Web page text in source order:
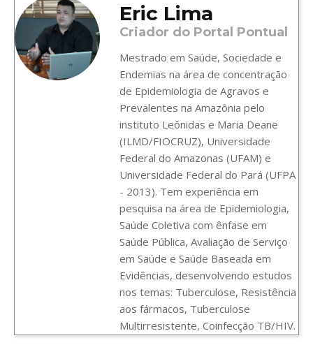
Eric Lima
Criador do Portal Pontual
Mestrado em Saúde, Sociedade e
Endemias na área de concentração
de Epidemiologia de Agravos e
Prevalentes na Amazônia pelo
instituto Leônidas e Maria Deane
(ILMD/FIOCRUZ), Universidade
Federal do Amazonas (UFAM) e
Universidade Federal do Pará (UFPA
- 2013). Tem experiência em
pesquisa na área de Epidemiologia,
Saúde Coletiva com ênfase em
Saúde Pública, Avaliação de Serviço
em Saúde e Saúde Baseada em
Evidências, desenvolvendo estudos
nos temas: Tuberculose, Resistência
aos fármacos, Tuberculose
Multirresistente, Coinfecção TB/HIV.